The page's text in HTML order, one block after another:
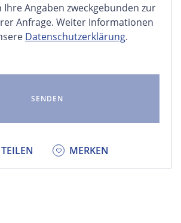
Angaben zweckgebunden zur
Anfrage. Weiter Informationen
Datenschutzerklärung.
TEILEN
FACEBOOK
X
MERKEN